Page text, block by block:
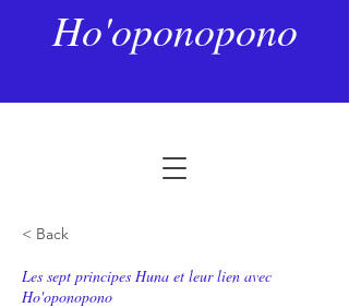
Ho'oponopono
< Back
Les sept principes Huna et leur lien avec
Ho'oponopono